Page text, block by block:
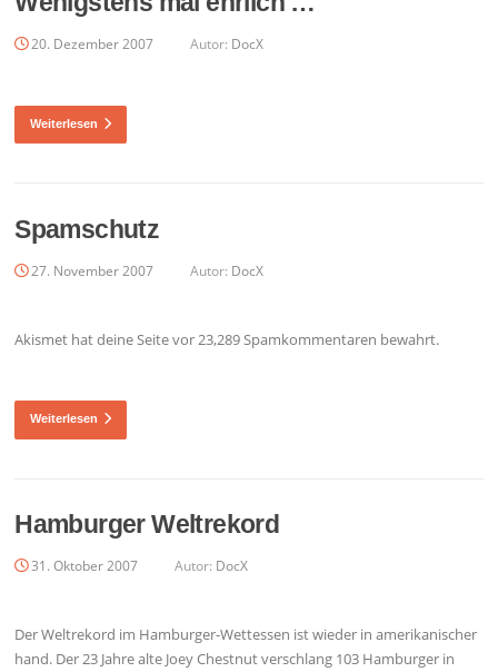
20. Dezember 2007 Autor: DocX
Weiterlesen
Spamschutz
27. November 2007 Autor: DocX
Akismet hat deine Seite vor 23,289 Spamkommentaren bewahrt.
Weiterlesen
Hamburger Weltrekord
31. Oktober 2007 Autor: DocX
Der Weltrekord im Hamburger-Wettessen ist wieder in amerikanischer
hand. Der 23 Jahre alte Joey Chestnut verschlang 103 Hamburger in